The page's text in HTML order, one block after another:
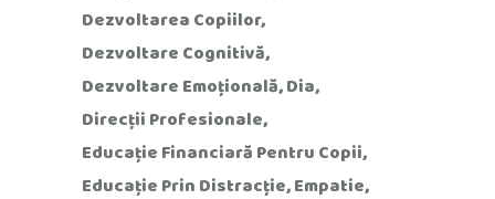
Dezvoltarea Copiilor
Dezvoltare Cognitivă
Dezvoltare Emoțională Dia
Direcții Profesionale
Educație Financiară Pentru Copii
Educație Prin Distracție Empatie